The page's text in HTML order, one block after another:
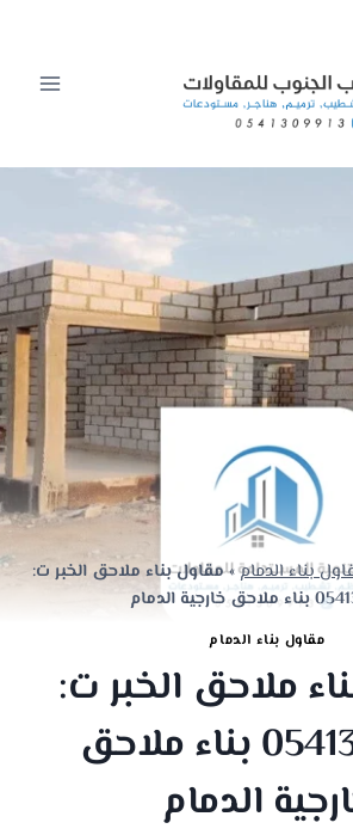
بناء الدمام»مقاول بناء ملاحق الخبر ت:
الدمام
مقاول بناء الدمام
ملاحق الخبر ت:
0541309913 بناء ملاحق
الدمام